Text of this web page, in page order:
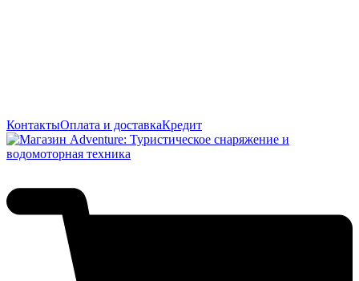
КонтактыОплата и доставкаКредит